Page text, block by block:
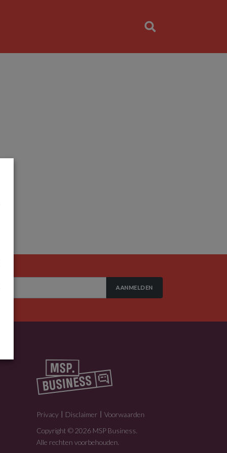
AANMELDEN
Privacy Disclaimer
Voorwaarden
Copyright © 2026 MSP Business.
Alle rechten voorbehouden.